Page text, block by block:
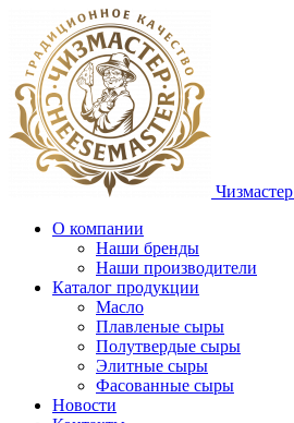
Чизмастер
О компании
Наши бренды
Наши производители
Каталог продукции
Масло
Плавленые сыры
Полутвердые сыры
Элитные сыры
Фасованные сыры
Новости